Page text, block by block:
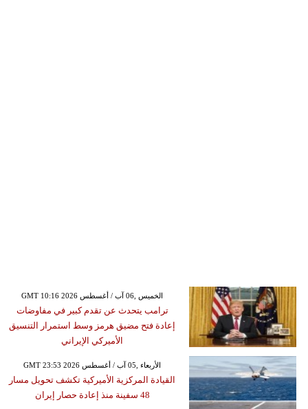
GMT 10:16 2026 الخميس ,06 آب / أغسطس
ترامب يتحدث عن تقدم كبير في مفاوضات
إعادة فتح مضيق هرمز وسط استمرار التنسيق
الأميركي الإيراني
GMT 23:53 2026 الأربعاء ,05 آب / أغسطس
القيادة المركزية الأميركية تكشف تحويل مسار
48 سفينة منذ إعادة حصار إيران